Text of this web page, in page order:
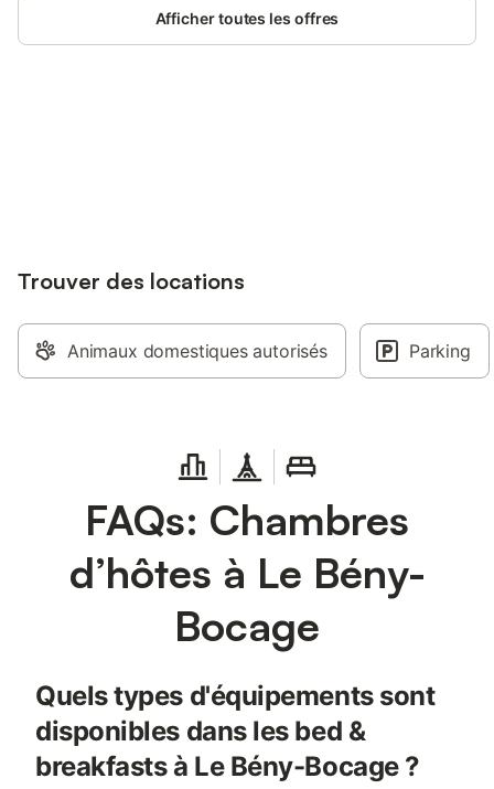
century, the property includes hot tub
Afficher toutes les offres
Trouver des locations
Animaux domestiques autorisés Parking
FAQs: Chambres
d’hôtes à Le Bény-
Bocage
Quels types d'équipements sont
disponibles dans les bed &
breakfasts à Le Bény-Bocage ?